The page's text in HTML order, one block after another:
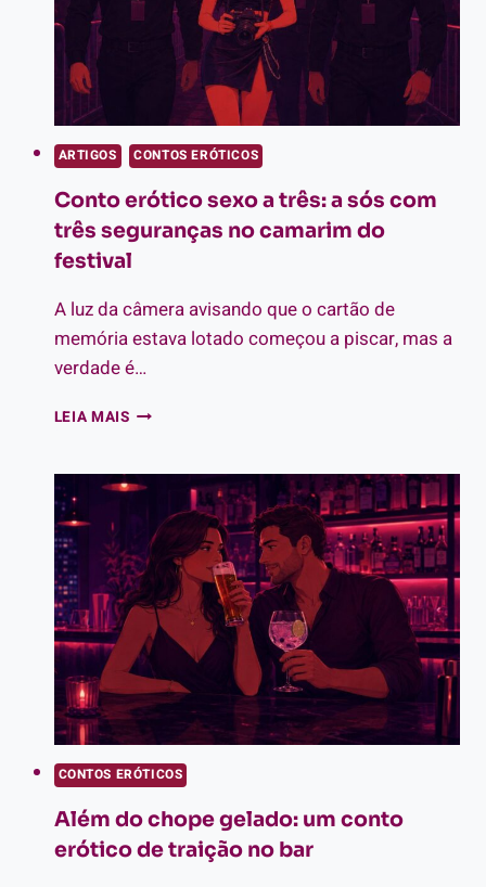
ARTIGOS CONTOS ERÓTICOS
Conto erótico sexo a três: a sós com
três seguranças no camarim do
festival
A luz da câmera avisando que o cartão de
memória estava lotado começou a piscar, mas a
verdade é…
LEIA MAISCONTO
A
SÓS
COM
TRÊS
SEGURANÇAS
NO
CAMARIM
DO
FESTIVAL
CONTOS ERÓTICOS
Além do chope gelado: um conto
erótico de traição no bar